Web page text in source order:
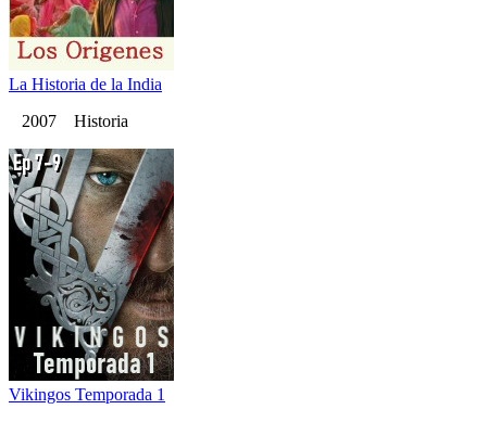
La Historia de la India
2007 Historia
Vikingos Temporada 1